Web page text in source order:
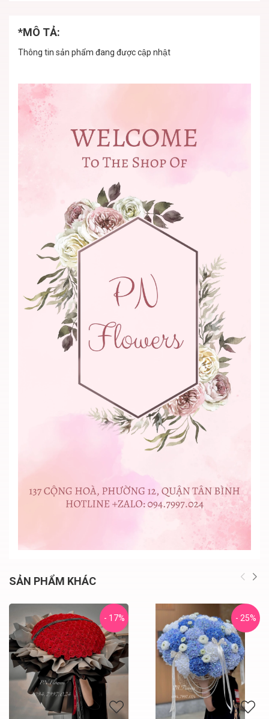
*MÔ TẢ:
Thông tin sản phẩm đang được cập nhật
SẢN PHẨM KHÁC
- 17% - 25%